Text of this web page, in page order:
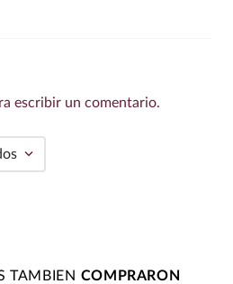
escribir un comentario.
TAMBIEN